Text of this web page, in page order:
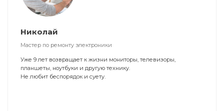
Николай
Мастер по ремонту электроники
Уже 9 лет возвращает к жизни мониторы, телевизоры,
планшеты, ноутбуки и другую технику.
Не любит беспорядок и суету.